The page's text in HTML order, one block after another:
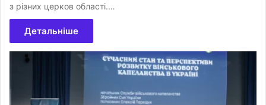
з різних церков області.…
Детальніше